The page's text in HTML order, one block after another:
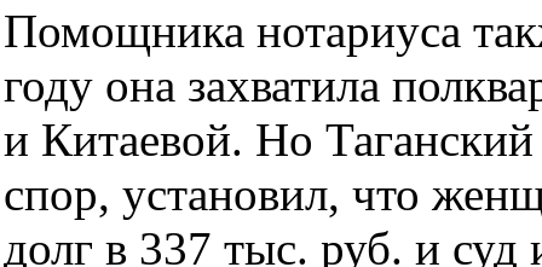
Помощника нотариуса
году она захватила
и Китаевой. Но Таганский
спор, установил, что
долг в 337 тыс. руб. и